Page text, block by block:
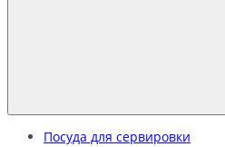
Посуда для сервировки